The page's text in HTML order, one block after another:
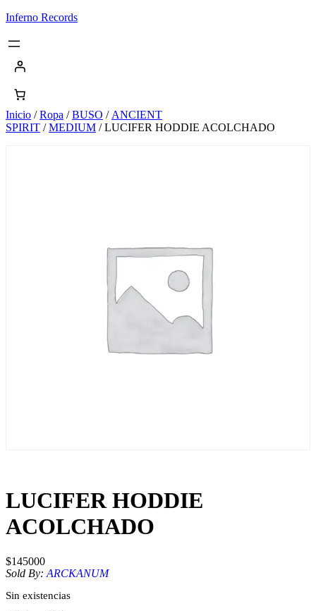
Saltar
contenido
Inferno Records
Inicio /Ropa /BUSO / ANCIENT
SPIRIT /MEDIUM / LUCIFER HODDIE ACOLCHADO
LUCIFER HODDIE
ACOLCHADO
$145000
Sold By: ARCKANUM
Sin existencias